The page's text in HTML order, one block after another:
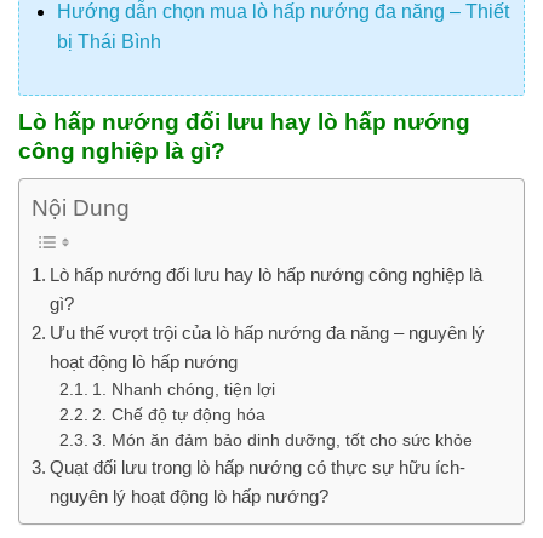
Hướng dẫn chọn mua lò hấp nướng đa năng – Thiết
bị Thái Bình
Lò hấp nướng đối lưu hay lò hấp nướng
công nghiệp là gì?
Nội Dung
Lò hấp nướng đối lưu hay lò hấp nướng công nghiệp là
gì?
Ưu thế vượt trội của lò hấp nướng đa năng – nguyên lý
hoạt động lò hấp nướng
1. Nhanh chóng, tiện lợi
2. Chế độ tự động hóa
3. Món ăn đảm bảo dinh dưỡng, tốt cho sức khỏe
Quạt đối lưu trong lò hấp nướng có thực sự hữu ích-
nguyên lý hoạt động lò hấp nướng?